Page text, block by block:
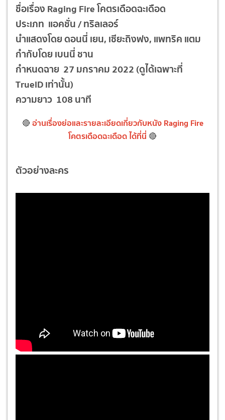
ชื่อเรื่อง Raging Fire โคตรเดือดฉะเดือด
ประเภท แอคชั่น / ทริลเลอร์
นำแสดงโดย ดอนนี่ เยน, เซียะถิงฟง, แพทริค แตม
กำกับโดย เบนนี่ ชาน
กำหนดฉาย 27 มกราคม 2022 (ดูได้เฉพาะที่
TrueID เท่านั้น)
ความยาว 108 นาที
🔴 อ่านเรื่องย่อและรายละเอียดเกี่ยวกับหนัง Raging Fire
โคตรเดือดฉะเดือด ได้ที่นี่ 🔴
ตัวอย่างละคร